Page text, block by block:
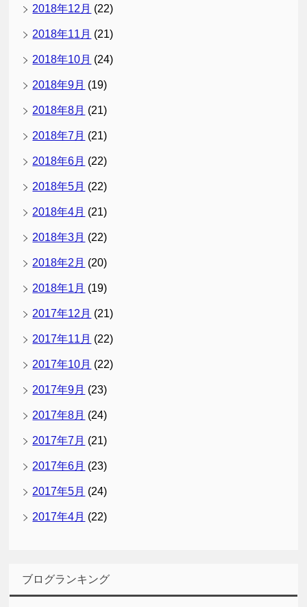
2018年12月 (22)
2018年11月 (21)
2018年10月 (24)
2018年9月 (19)
2018年8月 (21)
2018年7月 (21)
2018年6月 (22)
2018年5月 (22)
2018年4月 (21)
2018年3月 (22)
2018年2月 (20)
2018年1月 (19)
2017年12月 (21)
2017年11月 (22)
2017年10月 (22)
2017年9月 (23)
2017年8月 (24)
2017年7月 (21)
2017年6月 (23)
2017年5月 (24)
2017年4月 (22)
ブログランキング